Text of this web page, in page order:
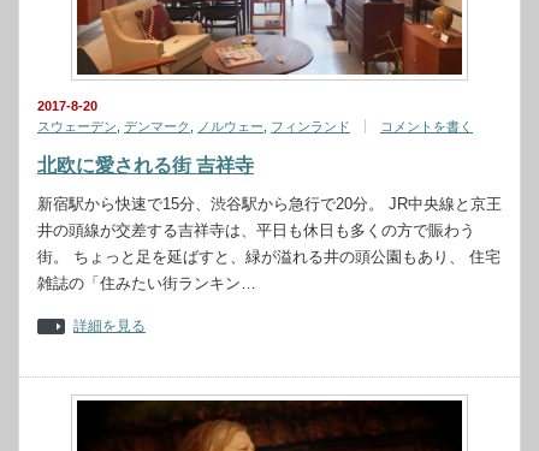
2017-8-20
スウェーデン デンマーク ノルウェー フィンランド コメントを書く
北欧に愛される街 吉祥寺
新宿駅から快速で15分、渋谷駅から急行で20分。 JR中央線と京王
井の頭線が交差する吉祥寺は、平日も休日も多くの方で賑わう
街。 ちょっと足を延ばすと、緑が溢れる井の頭公園もあり、 住宅
雑誌の「住みたい街ランキン…
詳細を見る